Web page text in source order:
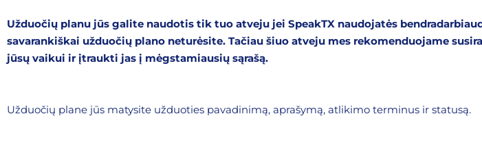
Užduočių planu jūs galite naudotis tik tuo atveju jei SpeakTX naudojatės
savarankiškai užduočių plano neturėsite. Tačiau šiuo atveju mes rekomenduojame
jūsų vaikui ir įtraukti jas į mėgstamiausių sąrašą.
Užduočių plane jūs matysite užduoties pavadinimą, aprašymą, atlikimo terminus ir statusą.